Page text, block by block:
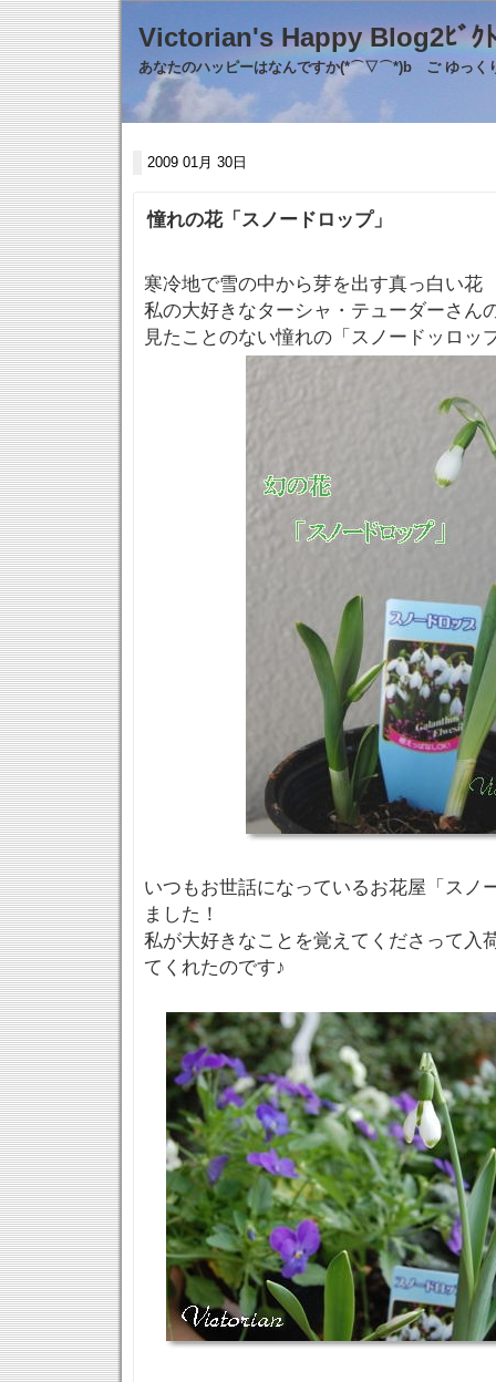
Victorian's Happy
あなたのハッピーはなんですか(*⌒▽⌒*)b ご ゆっく
2009 01月 30日
憧れの花「スノードロップ」
寒冷地で雪の中から芽を出す真っ白い花
私の大好きなターシャ・テューダーさん
見たことのない憧れの「スノードッロッ
いつもお世話になっているお花屋「スノ
ました！
私が大好きなことを覚えてくださって入
てくれたのです♪